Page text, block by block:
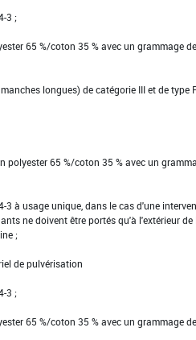
3 ;
65 %/coton 35 % avec un grammage
longues) de catégorie III et de
polyester 65 %/coton 35 % avec un
3 à usage unique, dans le cas d'une
ne doivent être portés qu'à l'extérieur
;
de pulvérisation
3 ;
65 %/coton 35 % avec un grammage